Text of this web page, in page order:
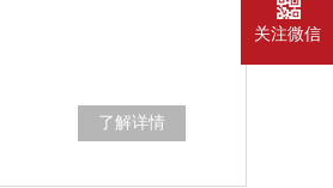
了解详情
关注微信